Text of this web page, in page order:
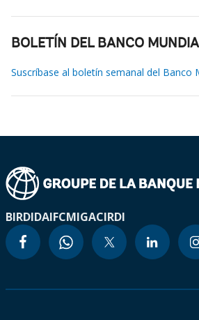
BOLETÍN DEL BANCO
Suscríbase al boletín semanal del Banco
BIRDIDAIFCMIGACIRDI